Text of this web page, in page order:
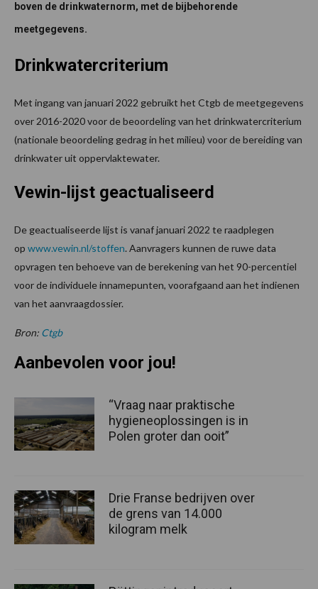
boven de drinkwaternorm, met de bijbehorende
meetgegevens.
Drinkwatercriterium
Met ingang van januari 2022 gebruikt het Ctgb de meetgegevens
over 2016-2020 voor de beoordeling van het drinkwatercriterium
(nationale beoordeling gedrag in het milieu) voor de bereiding van
drinkwater uit oppervlaktewater.
Vewin-lijst geactualiseerd
De geactualiseerde lijst is vanaf januari 2022 te raadplegen
op www.vewin.nl/stoffen. Aanvragers kunnen de ruwe data
opvragen ten behoeve van de berekening van het 90-percentiel
voor de individuele innamepunten, voorafgaand aan het indienen
van het aanvraagdossier.
Bron: Ctgb
Aanbevolen voor jou!
“Vraag naar praktische
hygieneoplossingen is in
Polen groter dan ooit”
Drie Franse bedrijven over
de grens van 14.000
kilogram melk